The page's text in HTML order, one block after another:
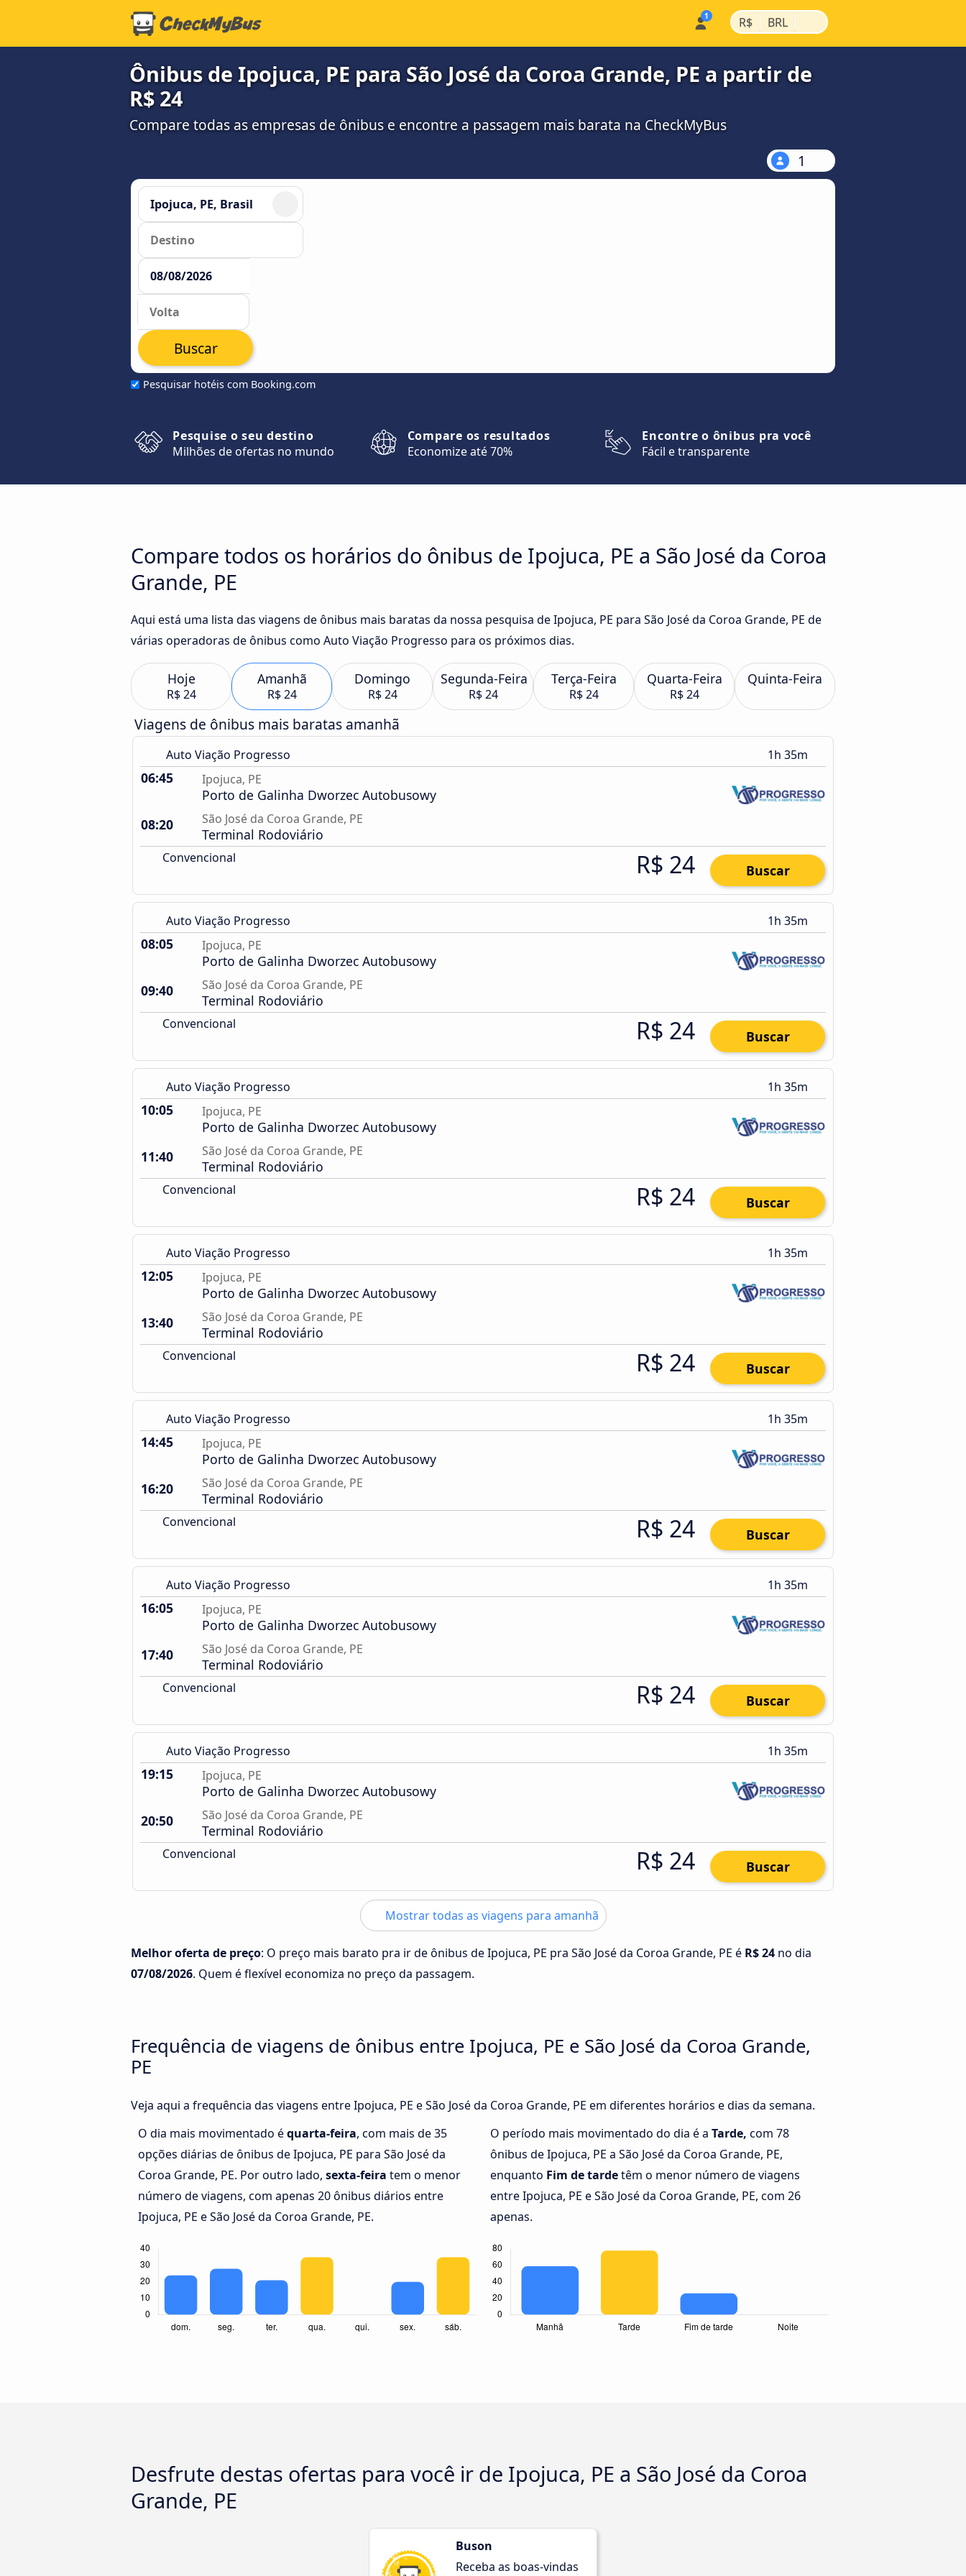
R$ | BRL |
Ônibus de Ipojuca, PE para São José da Coroa Grande, PE a partir de
R$ 24
Compare todas as empresas de ônibus e encontre a passagem mais barata na CheckMyBus
1
Pesquisar hotéis com Booking.com
Buscar
Pesquise o seu destino
Milhões de ofertas no mundo
Compare os resultados
Economize até 70%
Encontre o ônibus pra você
Fácil e transparente
Compare todos os horários do ônibus de Ipojuca, PE a São José da Coroa
Grande, PE
Aqui está uma lista das viagens de ônibus mais baratas da nossa pesquisa de Ipojuca, PE para São José da Coroa Grande, PE de
várias operadoras de ônibus como Auto Viação Progresso para os próximos dias.
Hoje
R$ 24
Amanhã
R$ 24
Domingo
R$ 24
Segunda-Feira
R$ 24
Terça-Feira
R$ 24
Quarta-Feira
R$ 24
Quinta-Feira
Viagens de ônibus mais baratas amanhã
Auto Viação Progresso 1h 35m
06:45 Ipojuca, PE
Porto de Galinha Dworzec Autobusowy
08:20
São José da Coroa Grande, PE
Terminal Rodoviário
Convencional R$ 24 Buscar
Auto Viação Progresso 1h 35m
08:05 Ipojuca, PE
Porto de Galinha Dworzec Autobusowy
09:40
São José da Coroa Grande, PE
Terminal Rodoviário
Convencional R$ 24 Buscar
Auto Viação Progresso 1h 35m
10:05 Ipojuca, PE
Porto de Galinha Dworzec Autobusowy
11:40
São José da Coroa Grande, PE
Terminal Rodoviário
Convencional R$ 24 Buscar
Auto Viação Progresso 1h 35m
12:05 Ipojuca, PE
Porto de Galinha Dworzec Autobusowy
13:40
São José da Coroa Grande, PE
Terminal Rodoviário
Convencional R$ 24 Buscar
Auto Viação Progresso 1h 35m
14:45 Ipojuca, PE
Porto de Galinha Dworzec Autobusowy
16:20
São José da Coroa Grande, PE
Terminal Rodoviário
Convencional R$ 24 Buscar
Auto Viação Progresso 1h 35m
16:05 Ipojuca, PE
Porto de Galinha Dworzec Autobusowy
17:40
São José da Coroa Grande, PE
Terminal Rodoviário
Convencional R$ 24 Buscar
Auto Viação Progresso 1h 35m
19:15 Ipojuca, PE
Porto de Galinha Dworzec Autobusowy
20:50
São José da Coroa Grande, PE
Terminal Rodoviário
Convencional R$ 24 Buscar
Mostrar todas as viagens para amanhã
Melhor oferta de preço: O preço mais barato pra ir de ônibus de Ipojuca, PE pra São José da Coroa Grande, PE é R$ 24 no dia
07/08/2026. Quem é flexível economiza no preço da passagem.
Frequência de viagens de ônibus entre Ipojuca, PE e São José da Coroa Grande,
PE
Veja aqui a frequência das viagens entre Ipojuca, PE e São José da Coroa Grande, PE em diferentes horários e dias da semana.
O dia mais movimentado équarta-feira, com mais de 35
opções diárias de ônibus de Ipojuca, PE para São José da
Coroa Grande, PE. Por outro lado, sexta-feira tem o menor
número de viagens, com apenas 20 ônibus diários entre
Ipojuca, PE e São José da Coroa Grande, PE.
O período mais movimentado do dia é a Tarde, com 78
ônibus de Ipojuca, PE a São José da Coroa Grande, PE,
enquanto Fim de tardetêm o menor número de viagens
entre Ipojuca, PE e São José da Coroa Grande, PE, com 26
apenas.
Desfrute destas ofertas para você ir de Ipojuca, PE a São José da Coroa
Grande, PE
Buson
Receba as boas-vindas